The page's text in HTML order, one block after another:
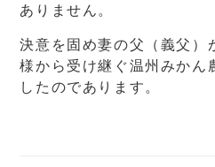
ありません。
決意を固め妻の父（義父）
様から受け継ぐ温州みかん
したのであります。